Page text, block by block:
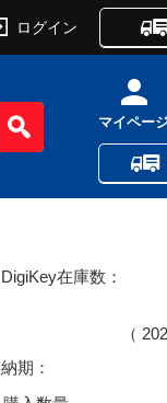
ログイン
マイペー
DigiKey在庫数：
（
納期：